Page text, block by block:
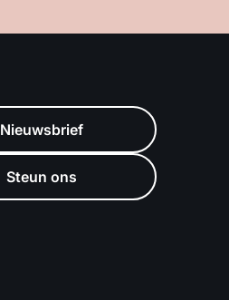
Nieuwsbrief
Steun ons